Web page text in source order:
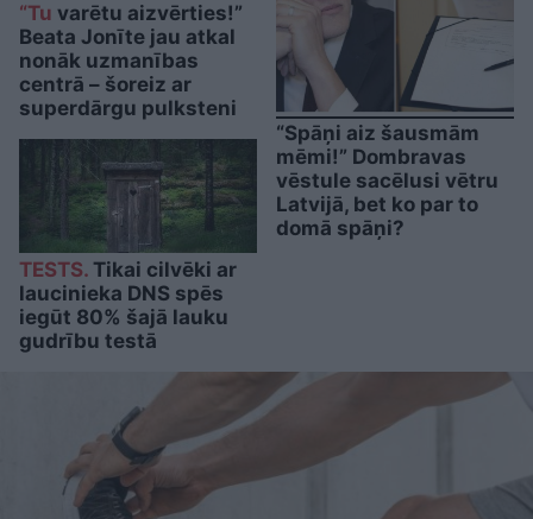
“Tu varētu aizvērties!”
Beata Jonīte jau atkal
nonāk uzmanības
centrā – šoreiz ar
superdārgu pulksteni
TESTS. Tikai cilvēki ar
laucinieka DNS spēs
iegūt 80% šajā lauku
gudrību testā
“Spāņi aiz šausmām
mēmi!” Dombravas
vēstule sacēlusi vētru
Latvijā, bet ko par to
domā spāņi?